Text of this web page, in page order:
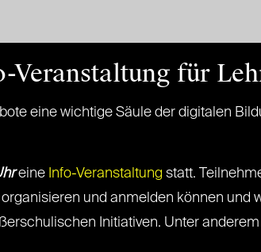
für
eine wichtige Säule der digitalen
eine Info-Veranstaltung statt.
und anmelden können
Initiativen. Unter